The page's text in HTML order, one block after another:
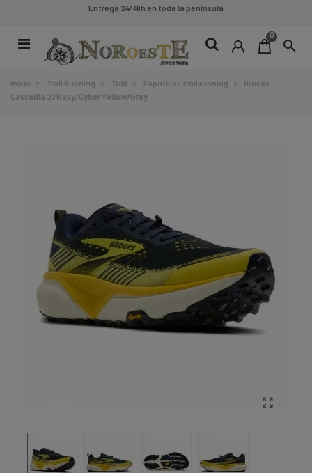
Entrega 24/48h en toda la península
0
search
Inicio > Trail Running > Trail > Zapatillas trail running >
Brooks
Cascadia 20 Navy/Cyber Yellow/Grey